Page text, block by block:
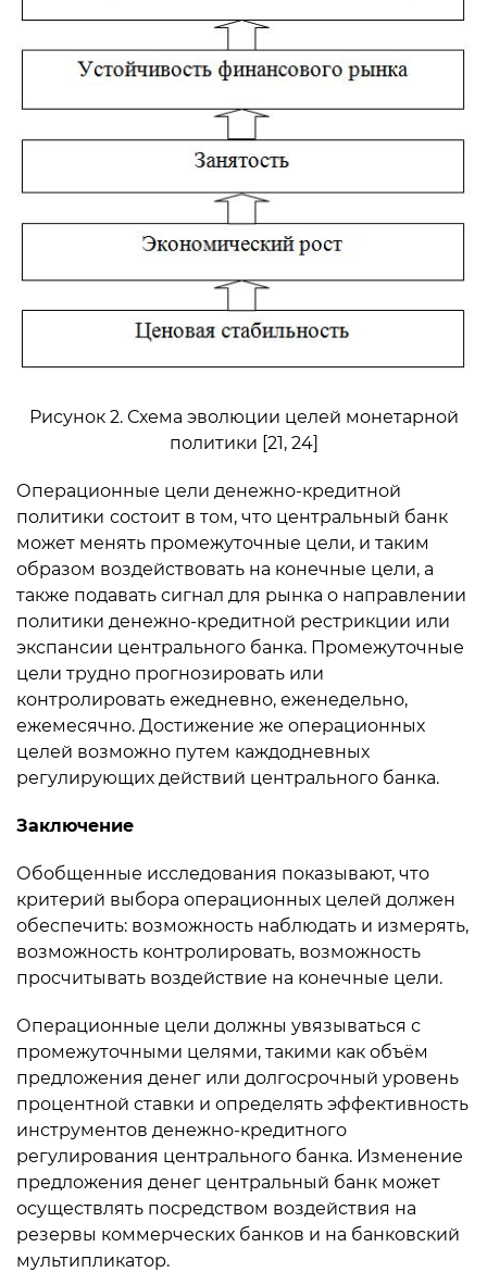
Рисунок 2. Схема эволюции целей монетарной
политики [21, 24]
Операционные цели денежно-кредитной
политики состоит в том, что центральный банк
может менять промежуточные цели, и таким
образом воздействовать на конечные цели, а
также подавать сигнал для рынка о направлении
политики денежно-кредитной рестрикции или
экспансии центрального банка. Промежуточные
цели трудно прогнозировать или
контролировать ежедневно, еженедельно,
ежемесячно. Достижение же операционных
целей возможно путем каждодневных
регулирующих действий центрального банка.
Заключение
Обобщенные исследования показывают, что
критерий выбора операционных целей должен
обеспечить: возможность наблюдать и измерять,
возможность контролировать, возможность
просчитывать воздействие на конечные цели.
Операционные цели должны увязываться с
промежуточными целями, такими как объём
предложения денег или долгосрочный уровень
процентной ставки и определять эффективность
инструментов денежно-кредитного
регулирования центрального банка. Изменение
предложения денег центральный банк может
осуществлять посредством воздействия на
резервы коммерческих банков и на банковский
мультипликатор.